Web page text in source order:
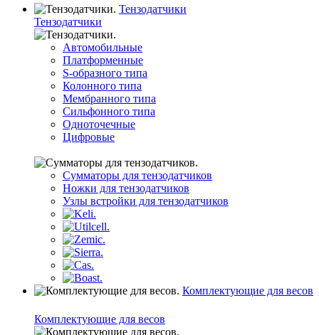
Тензодатчики
Тензодатчики
Автомобильные
Платформенные
S-образного типа
Колонного типа
Мембранного типа
Сильфонного типа
Одноточечные
Цифровые
Сумматоры для тензодатчиков
Ножки для тензодатчиков
Узлы встройки для тензодатчиков
Комплектующие для весов
Комплектующие для весов